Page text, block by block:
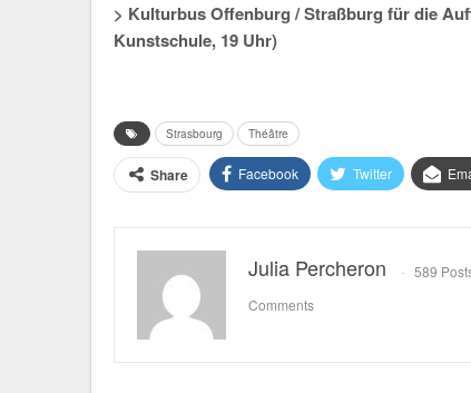
> Kulturbus Offenburg / Straßburg für die
Kunstschule, 19 Uhr)
Strasbourg Théâtre
Share Facebook Twitter
Julia Percheron 589
Comments